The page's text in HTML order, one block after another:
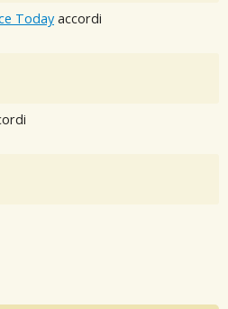
Today accordi